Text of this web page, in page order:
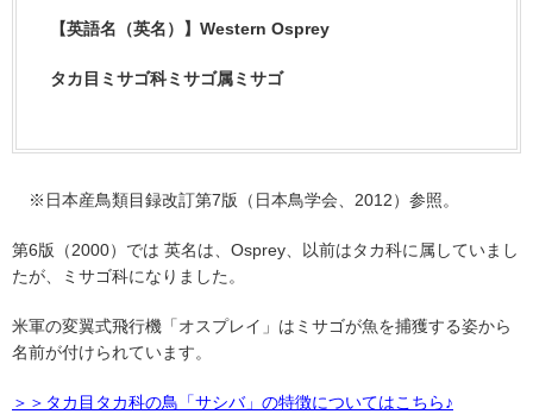
【英語名（英名）】 Western Osprey
タカ目ミサゴ科ミサゴ属ミサゴ
※ 日本産鳥類目録改訂第7版（日本鳥学会、 2012）参照。
第6版（2000）では 英名は、 Osprey、以前はタカ科に属していまし
たが、ミサゴ科になりました。
米軍の変翼式飛行機「オスプレイ」はミサゴが魚を捕獲する姿から
名前が付けられています。
＞＞タカ目タカ科の鳥「サシバ」の特徴についてはこちら♪